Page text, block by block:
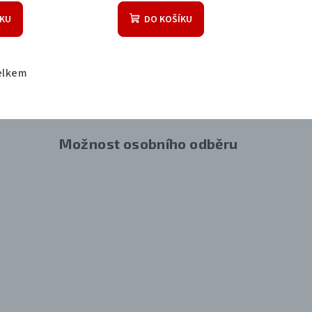
DO KOŠÍKU
Možnost osobního odběru